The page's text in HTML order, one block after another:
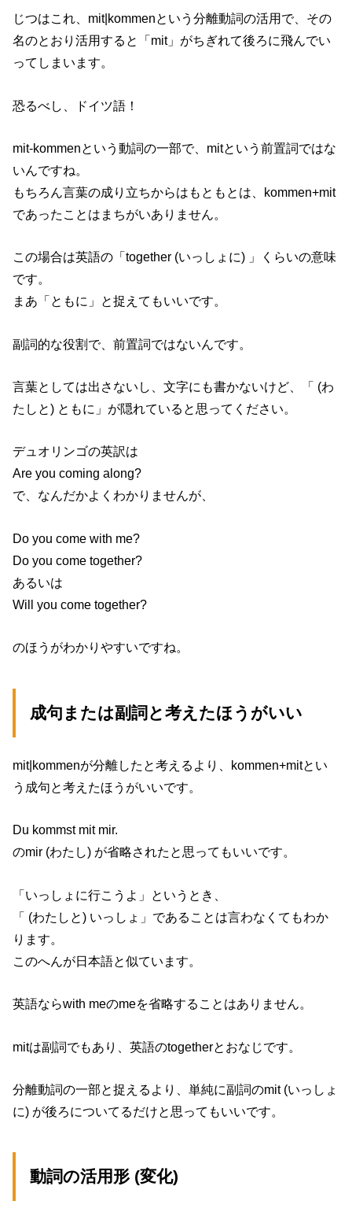
じつはこれ、mit|kommenという分離動詞の活用で、その
名のとおり活用すると「mit」がちぎれて後ろに飛んでい
ってしまいます。
恐るべし、ドイツ語！
mit-kommenという動詞の一部で、mitという前置詞ではな
いんですね。
もちろん言葉の成り立ちからはもともとは、kommen+mit
であったことはまちがいありません。
この場合は英語の「together (いっしょに) 」くらいの意味
です。
まあ「ともに」と捉えてもいいです。
副詞的な役割で、前置詞ではないんです。
言葉としては出さないし、文字にも書かないけど、「 (わ
たしと) ともに」が隠れていると思ってください。
デュオリンゴの英訳は
Are you coming along?
で、なんだかよくわかりませんが、
Do you come with me?
Do you come together?
あるいは
Will you come together?
のほうがわかりやすいですね。
成句または副詞と考えたほうがいい
mit|kommenが分離したと考えるより、kommen+mitとい
う成句と考えたほうがいいです。
Du kommst mit mir.
のmir (わたし) が省略されたと思ってもいいです。
「いっしょに行こうよ」というとき、
「 (わたしと) いっしょ」であることは言わなくてもわか
ります。
このへんが日本語と似ています。
英語ならwith meのmeを省略することはありません。
mitは副詞でもあり、英語のtogetherとおなじです。
分離動詞の一部と捉えるより、単純に副詞のmit (いっしょ
に) が後ろについてるだけと思ってもいいです。
動詞の活用形 (変化)